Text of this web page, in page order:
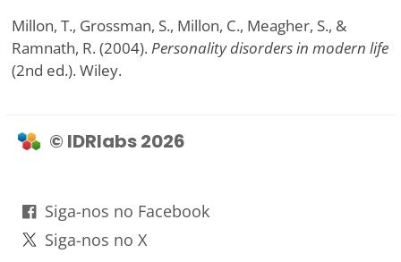
Millon, T., Grossman, S., Millon, C., Meagher, S., &
Ramnath, R. (2004). Personality disorders in modern life
(2nd ed.). Wiley.
© IDRlabs 2026
Siga-nos no Facebook
Siga-nos no X